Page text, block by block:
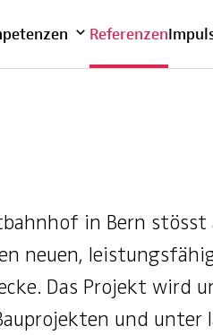
Referenzen
in Bern stösst
neuen,
Das Projekt wird
und